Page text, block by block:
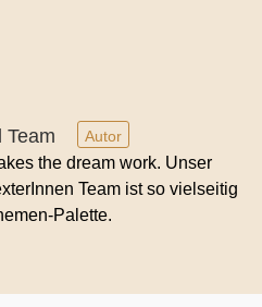
Team Autor
the dream work. Unser
Team ist so vielseitig
Palette.